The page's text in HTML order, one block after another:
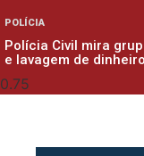
POLÍCIA
Polícia Civil mira
e lavagem de dinheiro